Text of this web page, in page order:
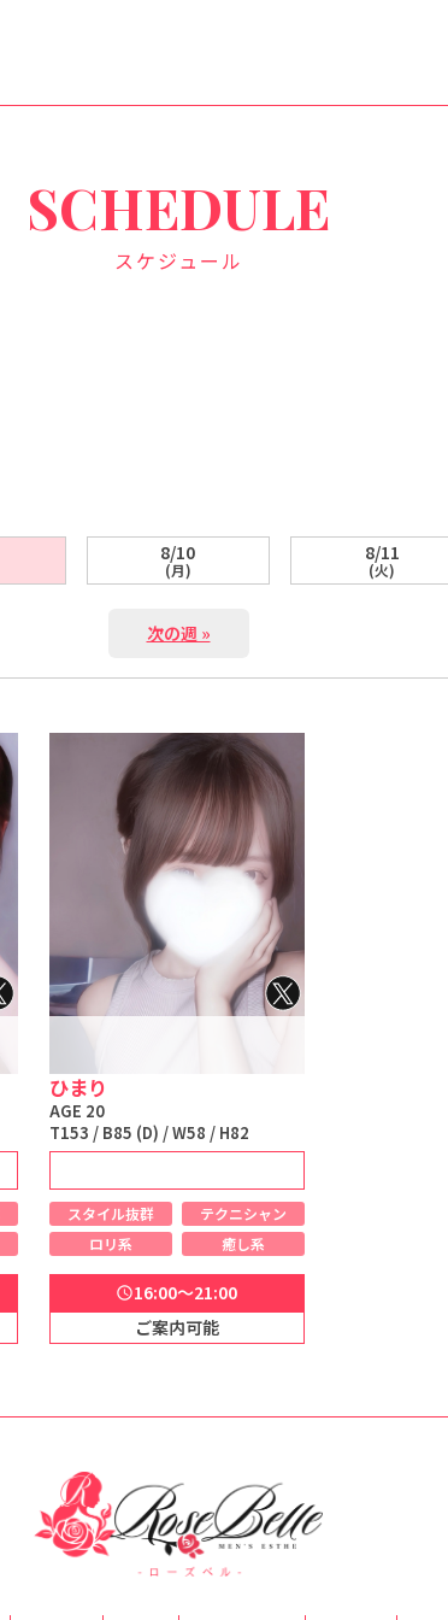
スケジュール
SCHEDULE
8/10
(月)
8/11
(火)
次の週 »
ひまり
AGE 20
T153 / B85 (D) / W58 / H82
スタイル抜群
テクニシャン
ロリ系
癒し系
schedule16:00～21:00
ご案内可能